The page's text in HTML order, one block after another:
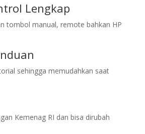
Lengkap
tombol manual, remote bahkan HP
sehingga memudahkan saat
Kemenag RI dan bisa dirubah